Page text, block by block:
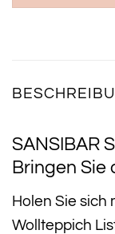
SANSIBAR
Bringen Sie
Holen Sie sich
Wollteppich